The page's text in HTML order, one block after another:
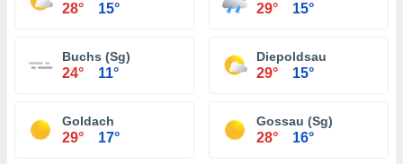
28° 15° 29° 15°
Buchs (Sg)
24° 11°
Diepoldsau
29° 15°
Goldach
29° 17°
Gossau (Sg)
28° 16°